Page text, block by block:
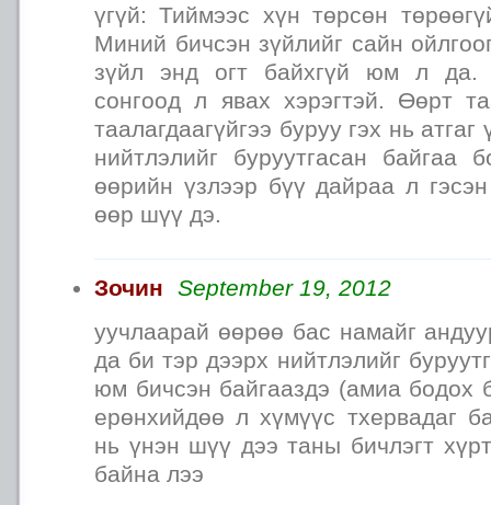
үгүй: Тиймээс хүн төрсөн
Миний бичсэн зүйлийг сайн
зүйл энд огт байхгүй юм л да.
сонгоод л явах хэрэгтэй. Өөрт
таалагдаагүйгээ буруу гэх нь
нийтлэлийг буруутгасан байгаа
өөрийн үзлээр бүү дайраа л
өөр шүү дэ.
Зочин
September 19, 2012
уучлаарай өөрөө бас намайг
да би тэр дээрх нийтлэлийг
юм бичсэн байгааздэ (амиа бодох
ерөнхийдөө л хүмүүс тхервадаг
нь үнэн шүү дээ таны бичлэгт
байна лээ